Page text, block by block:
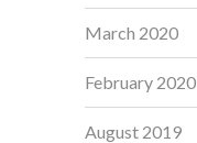
March 2020
February 2020
August 2019